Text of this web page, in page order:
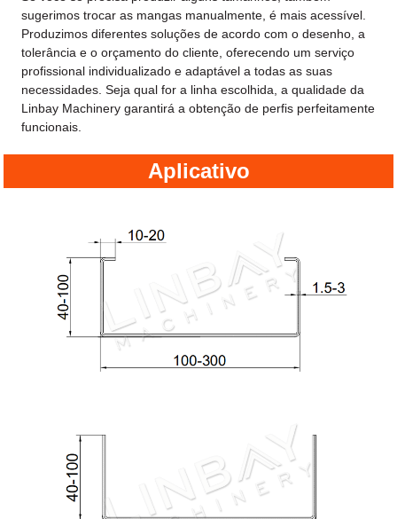
sugerimos trocar as mangas manualmente, é mais acessível.
Produzimos diferentes soluções de acordo com o desenho, a
tolerância e o orçamento do cliente, oferecendo um serviço
profissional individualizado e adaptável a todas as suas
necessidades. Seja qual for a linha escolhida, a qualidade da
Linbay Machinery garantirá a obtenção de perfis perfeitamente
funcionais.
Aplicativo